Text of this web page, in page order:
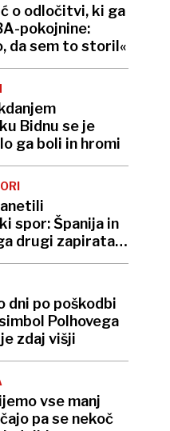
o odločitvi, ki ga
pokojnine:
da sem to storil«
Bidnu se je
ga boli in hromi
spor: Španija in
drugi zapirata
dni po poškodbi
Polhovega
zdaj višji
vse manj
pa se nekoč